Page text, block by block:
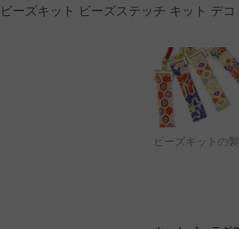
ビーズキット ビーズステッチ キット デ
ビーズキットの